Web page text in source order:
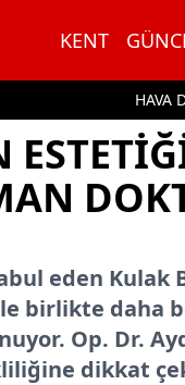
KENT
HAVA
eden Kulak
birlikte daha
Op. Dr.
dikkat